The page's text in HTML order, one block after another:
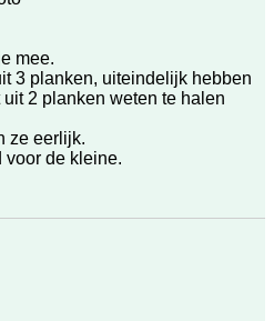
mee.
3 planken, uiteindelijk hebben
2 planken weten te halen
ze eerlijk.
voor de kleine.